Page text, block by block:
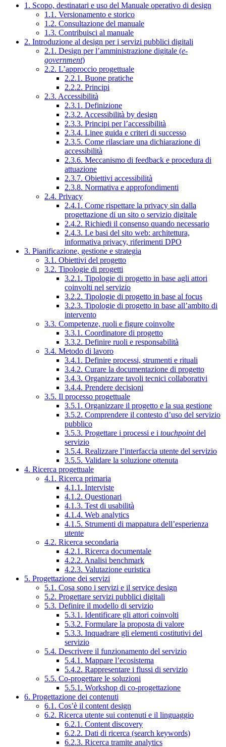
1. Scopo, destinatari e uso del Manuale operativo di design
1.1. Versionamento e storico
1.2. Consultazione del manuale
1.3. Contribuisci al manuale
2. Introduzione al design per i servizi pubblici digitali
2.1. Design per l’amministrazione digitale (e-
government)
2.2. L’approccio progettuale
2.2.1. Buone pratiche
2.2.2. Principi
2.3. Accessibilità
2.3.1. Definizione
2.3.2. Accessibilità by design
2.3.3. Principi per l’accessibilità
2.3.4. Linee guida e criteri di successo
2.3.5. Come rilasciare una dichiarazione di
accessibilità
2.3.6. Meccanismo di feedback e procedura di
attuazione
2.3.7. Obiettivi accessibilità
2.3.8. Normativa e approfondimenti
2.4. Privacy
2.4.1. Come rispettare la privacy sin dalla
progettazione di un sito o servizio digitale
2.4.2. Richiedi il consenso quando necessario
2.4.3. Le basi del sito web: architettura,
informativa privacy, riferimenti DPO
3. Pianificazione, gestione e strategia
3.1. Obiettivi del progetto
3.2. Tipologie di progetti
3.2.1. Tipologie di progetto in base agli attori
coinvolti nel servizio
3.2.2. Tipologie di progetto in base al focus
3.2.3. Tipologie di progetto in base all’ambito di
intervento
3.3. Competenze, ruoli e figure coinvolte
3.3.1. Coordinatore di progetto
3.3.2. Definire ruoli e responsabilità
3.4. Metodo di lavoro
3.4.1. Definire processi, strumenti e rituali
3.4.2. Curare la documentazione di progetto
3.4.3. Organizzare tavoli tecnici collaborativi
3.4.4. Prendere decisioni
3.5. Il processo progettuale
3.5.1. Organizzare il progetto e la sua gestione
3.5.2. Comprendere il contesto d’uso del servizio
pubblico
3.5.3. Progettare i processi e i touchpointdel
servizio
3.5.4. Realizzare l’interfaccia utente del servizio
3.5.5. Validare la soluzione ottenuta
4. Ricerca progettuale
4.1. Ricerca primaria
4.1.1. Interviste
4.1.2. Questionari
4.1.3. Test di usabilità
4.1.4. Web analytics
4.1.5. Strumenti di mappatura dell’esperienza
utente
4.2. Ricerca secondaria
4.2.1. Ricerca documentale
4.2.2. Analisi benchmark
4.2.3. Valutazione euristica
5. Progettazione dei servizi
5.1. Cosa sono i servizi e il service design
5.2. Progettare servizi pubblici digitali
5.3. Definire il modello di servizio
5.3.1. Identificare gli attori coinvolti
5.3.2. Formulare la proposta di valore
5.3.3. Inquadrare gli elementi costitutivi del
servizio
5.4. Descrivere il funzionamento del servizio
5.4.1. Mappare l’ecosistema
5.4.2. Rappresentare i flussi di servizio
5.5. Co-progettare le soluzioni
5.5.1. Workshop di co-progettazione
6. Progettazione dei contenuti
6.1. Cos’è il content design
6.2. Ricerca utente sui contenuti e il linguaggio
6.2.1. Content discovery
6.2.2. Dati di ricerca (search keywords)
6.2.3. Ricerca tramite analytics